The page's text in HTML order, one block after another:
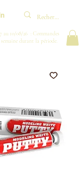
au 10/08/26 : Commandes
durant la période.